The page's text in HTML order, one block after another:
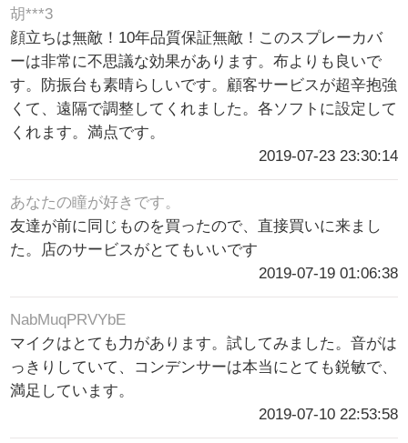
胡***3
顔立ちは無敵！10年品質保証無敵！このスプレーカバ
ーは非常に不思議な効果があります。布よりも良いで
す。防振台も素晴らしいです。顧客サービスが超辛抱強
くて、遠隔で調整してくれました。各ソフトに設定して
くれます。満点です。
2019-07-23 23:30:14
あなたの瞳が好きです。
友達が前に同じものを買ったので、直接買いに来まし
た。店のサービスがとてもいいです
2019-07-19 01:06:38
NabMuqPRVYbE
マイクはとても力があります。試してみました。音がは
っきりしていて、コンデンサーは本当にとても鋭敏で、
満足しています。
2019-07-10 22:53:58